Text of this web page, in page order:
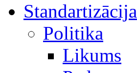
Standartizācija
Politika
Likums